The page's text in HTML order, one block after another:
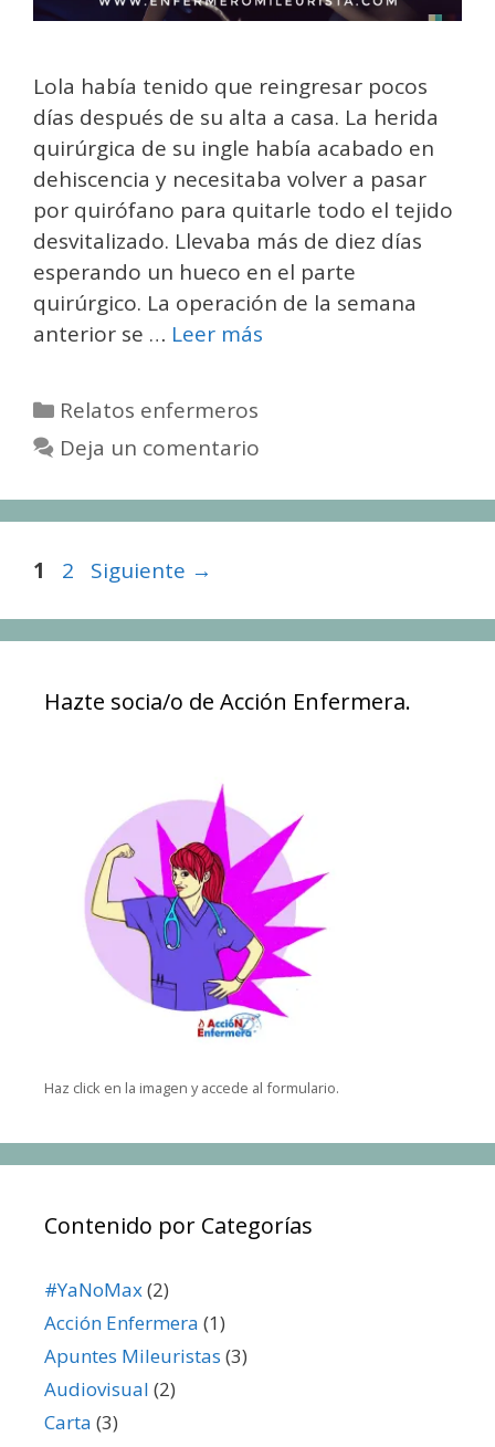
Lola había tenido que reingresar pocos
días después de su alta a casa. La herida
quirúrgica de su ingle había acabado en
dehiscencia y necesitaba volver a pasar
por quirófano para quitarle todo el tejido
desvitalizado. Llevaba más de diez días
esperando un hueco en el parte
quirúrgico. La operación de la semana
anterior se … Leer más
Categorías
Relatos enfermeros
Deja un comentario
Página
1 Página
2 Siguiente →
Hazte socia/o de Acción Enfermera.
Haz click en la imagen y accede al formulario.
Contenido por Categorías
#YaNoMax(2)
Acción Enfermera (1)
Apuntes Mileuristas (3)
Audiovisual (2)
Carta (3)